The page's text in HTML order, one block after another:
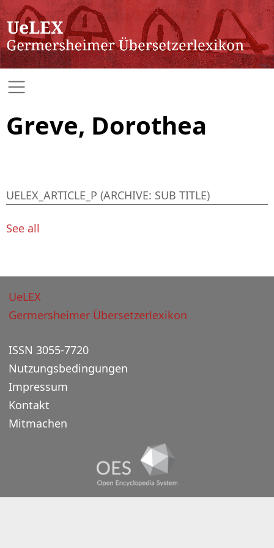
Greve, Dorothea
UELEX_ARTICLE_P (ARCHIVE: SUB TITLE)
See all
UeLEX
Germersheimer Übersetzerlexikon
ISSN 3055-7720
Nutzungsbedingungen
Impressum
Kontakt
Mitmachen